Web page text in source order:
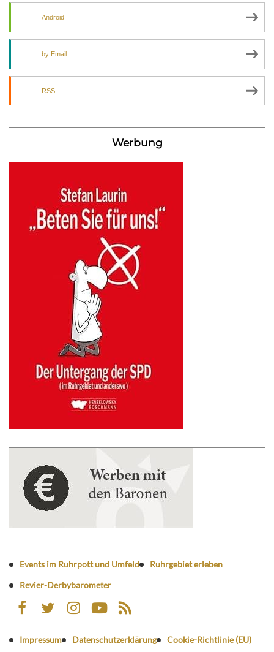
Android
by Email
RSS
Werbung
Events im Ruhrpott und Umfeld
Ruhrgebiet erleben
Revier-Derbybarometer
Impressum Datenschutzerklärung Cookie-Richtlinie (EU)